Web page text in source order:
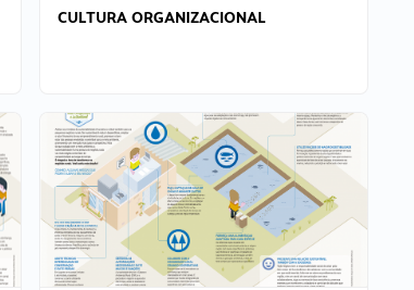
CULTURA ORGANIZACIONAL